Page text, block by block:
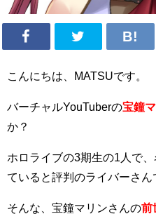
こんにちは、MATSUです。
バーチャルYouTuberの宝鐘
か？
ホロライブの3期生の1人で
ていると評判のライバーさん
そんな、宝鐘マリンさんの前